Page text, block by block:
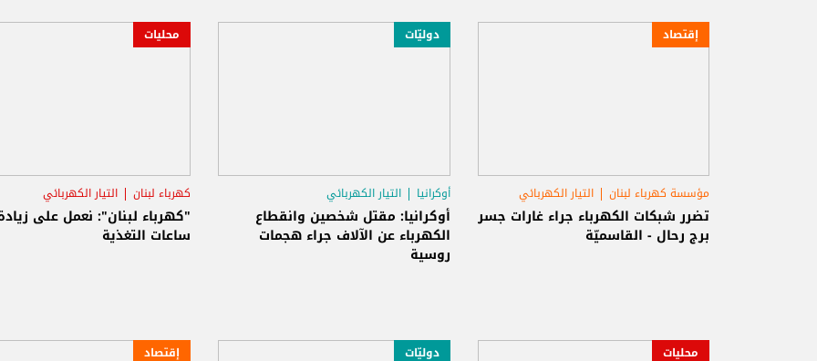
إقتصاد
مؤسسة كهرباء لبنان
التيار الكهربائي
جسر القاسمية
تضرر شبكات الكهرباء جراء غارات جسر
برج رحال - القاسميّة
دوليّات
أوكرانيا التيار الكهربائي
أوكرانيا: مقتل شخصين وانقطاع
الكهرباء عن الآلاف جراء هجمات
روسية
محليات
كهرباء لبنان التيار الكهربائي
"كهرباء لبنان": نعمل على
ساعات التغذية
محليات دوليّات إقتصاد